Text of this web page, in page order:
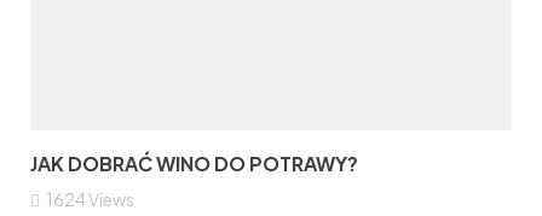
JAK DOBRAĆ WINO DO POTRAWY?
1624Views